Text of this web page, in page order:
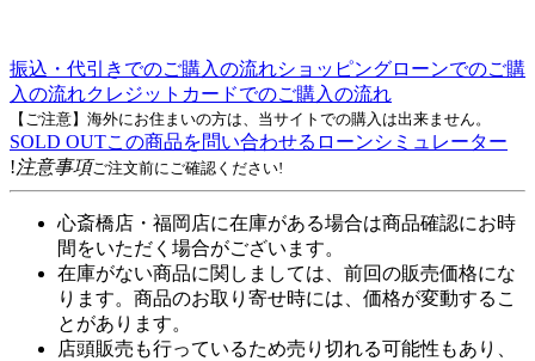
振込・代引きでのご購入の流れショッピングローンでのご購
入の流れクレジットカードでのご購入の流れ
【ご注意】海外にお住まいの方は、当サイトでの購入は出来ません。
SOLD OUTこの商品を問い合わせる ローンシミュレーター
!注意事項ご注文前にご確認ください!
心斎橋店・福岡店に在庫がある場合は商品確認にお時
間をいただく場合がございます。
在庫がない商品に関しましては、前回の販売価格にな
ります。商品のお取り寄せ時には、価格が変動するこ
とがあります。
店頭販売も行っているため売り切れる可能性もあり、